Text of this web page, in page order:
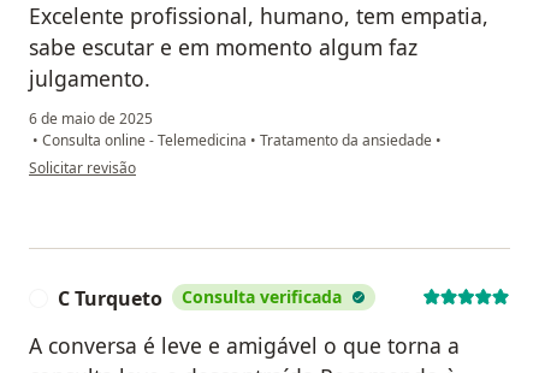
Excelente profissional, humano, tem empatia,
sabe escutar e em momento algum faz
julgamento.
6 de maio de 2025
• Consulta online - Telemedicina • Tratamento da ansiedade •
na opinião do utilizador Flavia Pereira
Solicitar revisão
C Turqueto Consulta verificada
A conversa é leve e amigável o que torna a